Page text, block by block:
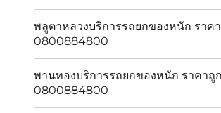
พลูตาหลวงบริการรถยกของหนัก ราค
0800884800
พานทองบริการรถยกของหนัก ราคาถู
0800884800